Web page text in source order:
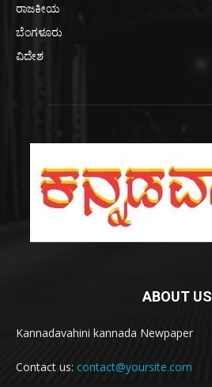
ರಾಜಕೀಯ
ಬೆಂಗಳೂರು
ವಿದೇಶ
ABOUT US
Kannadavahini kannada Newpaper
Contact us: contact@yoursite.com